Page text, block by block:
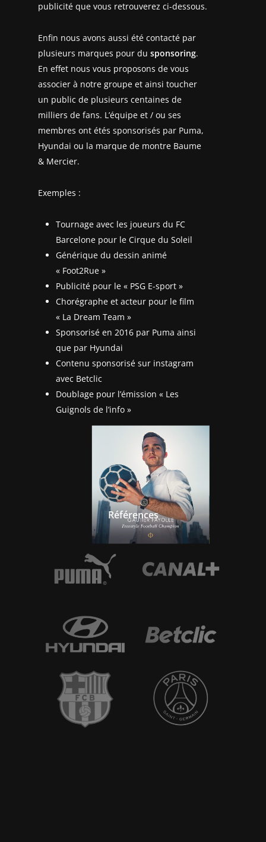
Références
publicité que vous retrouverez ci-dessous.
Enfin nous avons aussi été contacté par
plusieurs marques pour dusponsoring.
En effet nous vous proposons de vous
associer à notre groupe et ainsi toucher
un public de plusieurs centaines de
milliers de fans. L’équipe et / ou ses
membres ont étés sponsorisés par Puma,
Hyundai ou la marque de montre Baume
& Mercier.
Exemples :
Tournage avec les joueurs du FC
Barcelone pour le Cirque du Soleil
Générique du dessin animé
« Foot2Rue »
Publicité pour le « PSG E-sport »
Chorégraphe et acteur pour le film
« La Dream Team »
Sponsorisé en 2016 par Puma ainsi
que par Hyundai
Contenu sponsorisé sur instagram
avec Betclic
Doublage pour l’émission « Les
Guignols de l’info »